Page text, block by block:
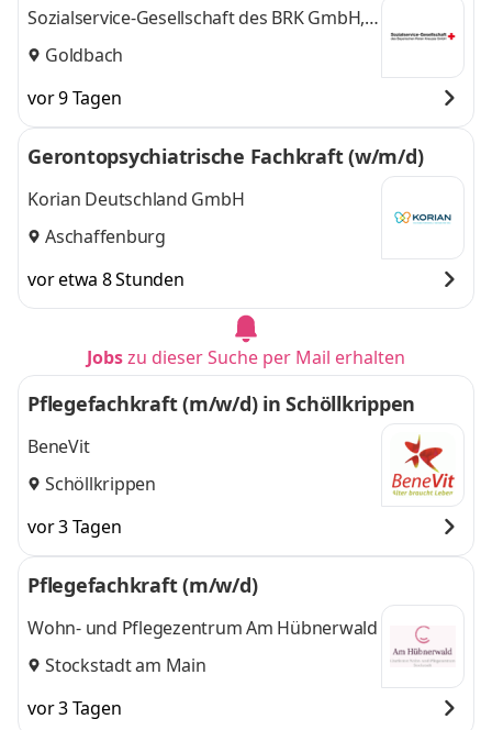
Sozialservice-Gesellschaft des BRK GmbH,
SeniorenWohnen Goldbach
Goldbach
vor 9 Tagen
Gerontopsychiatrische Fachkraft (w/m/d)
Korian Deutschland GmbH
Aschaffenburg
vor etwa 8 Stunden
Jobszu dieser Suche per Mail erhalten
Pflegefachkraft (m/w/d) in Schöllkrippen
BeneVit
Schöllkrippen
vor 3 Tagen
Pflegefachkraft (m/w/d)
Wohn- und Pflegezentrum Am Hübnerwald
Stockstadt am Main
vor 3 Tagen